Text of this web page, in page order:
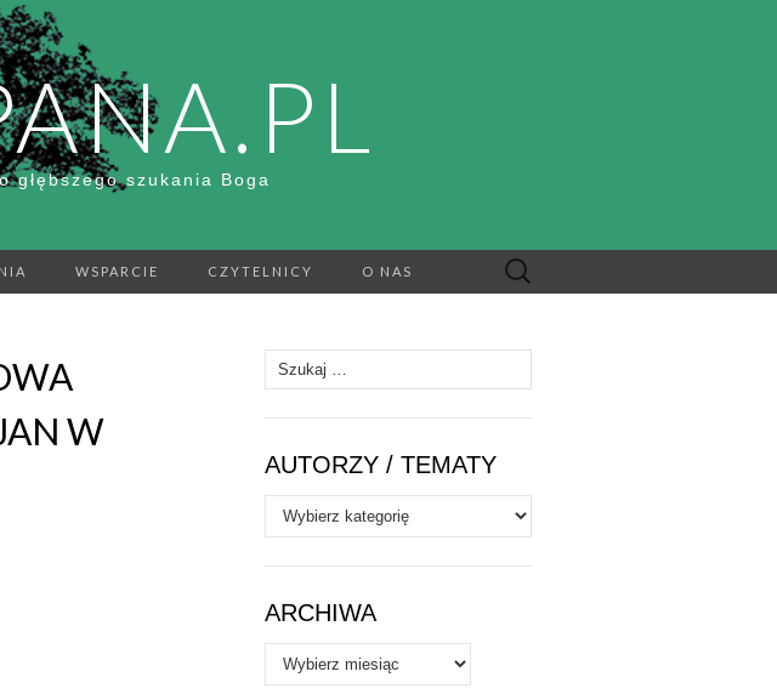
głębszego szukania Boga
WSPARCIE CZYTELNICY O NAS Szukaj:
W
Szukaj:
AUTORZY / TEMATY
Autorzy
/
Tematy
ARCHIWA
Archiwa